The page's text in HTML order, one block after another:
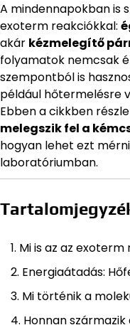
A mindennapokban is
exoterm reakciókkal:
akár kézmelegítő
folyamatok nemcsak
szempontból is
például hőtermelésre
Ebben a cikkben
melegszik fel a
hogyan lehet ezt
laboratóriumban.
Mi is az az
Energiaátadás:
Mi történik a
Honnan